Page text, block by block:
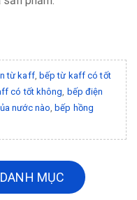
từ kaff, bếp từ kaff có tốt
có tốt không
bếp điện
nước nào
bếp hồng
MỤC